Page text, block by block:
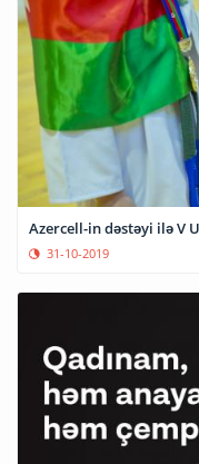
Azercell-in dəstəyi ilə V
31-10-2019